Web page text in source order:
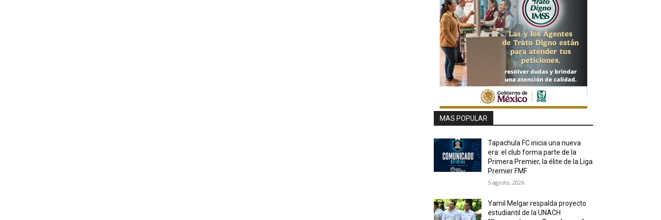
MAS POPULAR
Tapachula FC inicia una nueva
era: el club forma parte de la
Primera Premier, la élite de la Liga
Premier FMF
5 agosto, 2026
Yamil Melgar respalda proyecto
estudiantil de la UNACH